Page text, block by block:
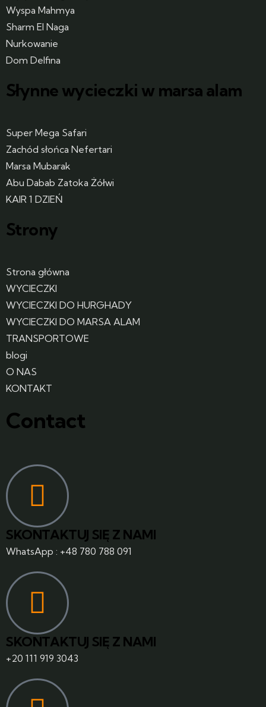
Wyspa Mahmya
Sharm El Naga
Nurkowanie
Dom Delfina
Słynne wycieczki w marsa alam
Super Mega Safari
Zachód słońca Nefertari
Marsa Mubarak
Abu Dabab Zatoka Żółwi
KAIR 1 DZIEŃ
Strony
Strona główna
WYCIECZKI
WYCIECZKI DO HURGHADY
WYCIECZKI DO MARSA ALAM
TRANSPORTOWE
blogi
O NAS
KONTAKT
Contact
SKONTAKTUJ SIĘ Z NAMI
WhatsApp : +48 780 788 091
SKONTAKTUJ SIĘ Z NAMI
+20 111 919 3043